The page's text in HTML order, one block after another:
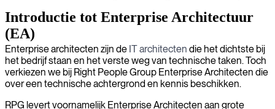
Introductie tot Enterprise Architectuur
(EA)
Enterprise architecten zijn de IT architecten die het dichtste bij
het bedrijf staan en het verste weg van technische taken. Toch
verkiezen we bij Right People Group Enterprise Architecten die
over een technische achtergrond en kennis beschikken.
RPG levert voornamelijk Enterprise Architecten aan grote